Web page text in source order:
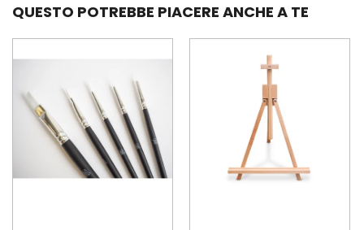
QUESTO POTREBBE PIACERE ANCHE A TE